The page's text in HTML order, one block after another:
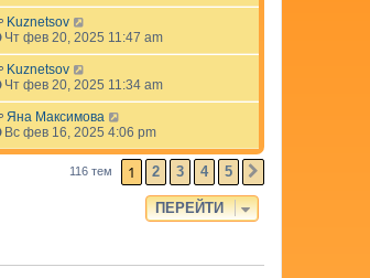
Kuznetsov
Чт фев 20, 2025 11:47 am
Kuznetsov
Чт фев 20, 2025 11:34 am
Яна Максимова
Вс фев 16, 2025 4:06 pm
116 тем 1 2 3 4 5
ПЕРЕЙТИ